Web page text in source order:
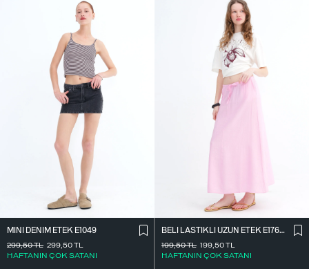
MINI DENIM ETEK E1049
299,50TL
HAFTANIN ÇOK SATANI
299,50TL
BELI LASTIKLI UZUN ETEK E17627
199,50TL
HAFTANIN ÇOK SATANI
199,50TL